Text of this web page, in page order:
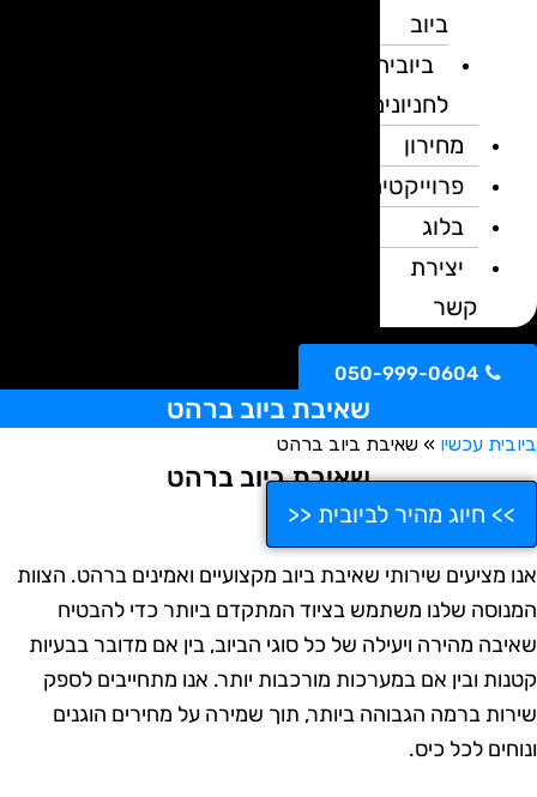
ביוב
ביובית
לחניונים
מחירון
פרוייקטים
בלוג
יצירת
קשר
050-999-0604
שאיבת ביוב ברהט
עכשיו»שאיבת ביוב ברהט
שאיבת ביוב ברהט
>> חיוג מהיר לביובית <<
מציעים שירותי שאיבת ביוב מקצועיים ואמינים ברהט. הצוות
שלנו משתמש בציוד המתקדם ביותר כדי להבטיח
מהירה ויעילה של כל סוגי הביוב, בין אם מדובר בבעיות
ובין אם במערכות מורכבות יותר. אנו מתחייבים לספק
ברמה הגבוהה ביותר, תוך שמירה על מחירים הוגנים
לכל כיס.